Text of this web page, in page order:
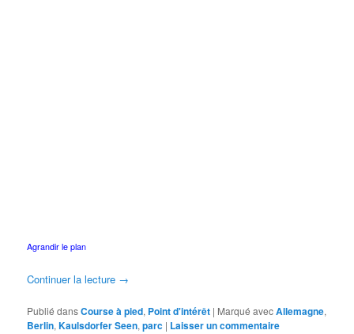
Agrandir le plan
Continuer la lecture →
Publié dansCourse à pied, Point d'intérêt | Marqué avecAllemagne,
Berlin,Kaulsdorfer Seen,parc | Laisser un commentaire